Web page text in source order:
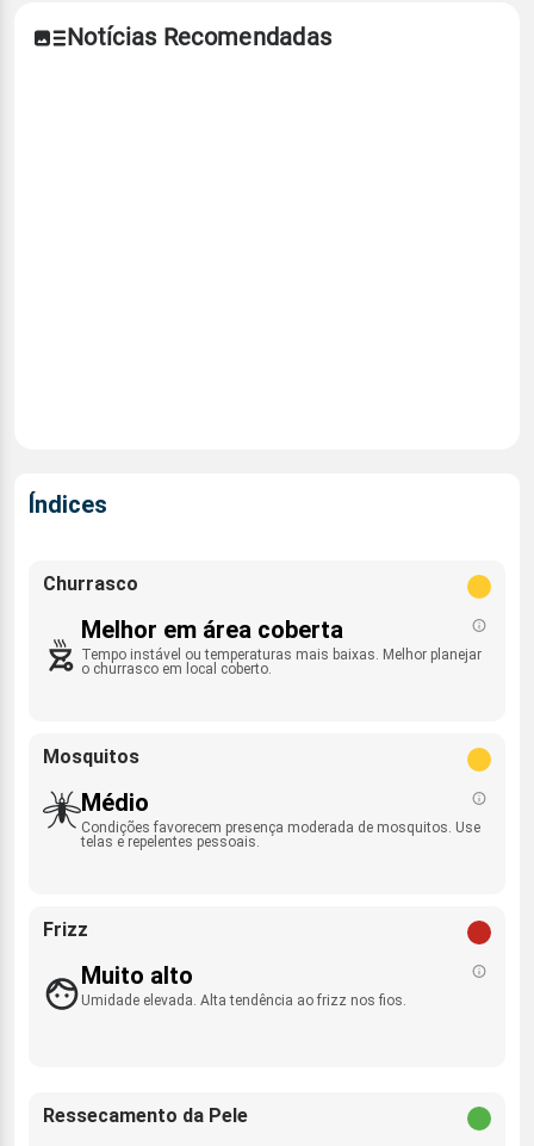
Notícias Recomendadas
Índices
Churrasco
Melhor em área coberta
Tempo instável ou temperaturas mais baixas. Melhor planejar
o churrasco em local coberto.
Mosquitos
Médio
Condições favorecem presença moderada de mosquitos. Use
telas e repelentes pessoais.
Frizz
Muito alto
Umidade elevada. Alta tendência ao frizz nos fios.
Ressecamento da Pele